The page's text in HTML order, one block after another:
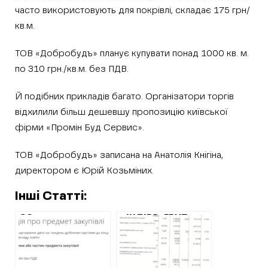
часто використовують для покрівлі, складає 175 грн/
кв.м.
ТОВ «Добробудъ» планує купувати понад 1000 кв. м.
по 310 грн./кв.м. без ПДВ.
Й подібних прикладів багато. Організатори торгів
відхилили більш дешевшу пропозицію київської
фірми «Промін Буд Сервис».
ТОВ «Добробудъ» записана на Анатолія Кнігіна,
директором є Юрій Козьміних.
Інші Статті:
90 гривень за
десяток яєць в
Циркунах або, що
відбувається в
«ІНДІГО-ГРУП»,
директор якої
отримав підозру,
вдвічі завищували